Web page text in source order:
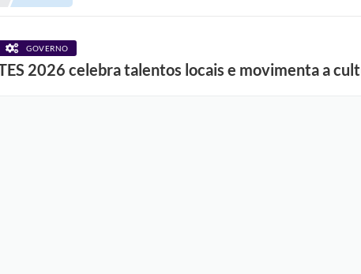
GOVERNO
2026 celebra talentos locais e movimenta a